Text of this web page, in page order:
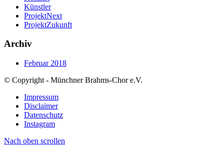
Künstler
ProjektNext
ProjektZukunft
Archiv
Februar 2018
© Copyright - Münchner Brahms-Chor e.V.
Impressum
Disclaimer
Datenschutz
Instagram
Nach oben scrollen